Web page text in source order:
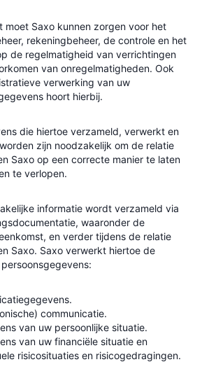
moet Saxo kunnen zorgen voor het
rekeningbeheer, de controle en het
de regelmatigheid van verrichtingen
van onregelmatigheden. Ook
verwerking van uw
hoort hierbij.
die hiertoe verzameld, verwerkt en
zijn noodzakelijk om de relatie
Saxo op een correcte manier te laten
te verlopen.
informatie wordt verzameld via
waaronder de
en verder tijdens de relatie
Saxo. Saxo verwerkt hiertoe de
communicatie.
van uw persoonlijke situatie.
van uw financiële situatie en
risicosituaties en risicogedragingen.